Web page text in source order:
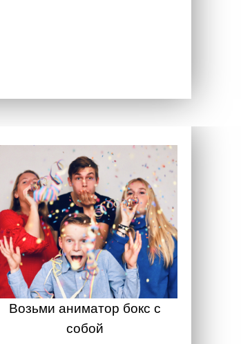
Возьми аниматор бокс с
собой